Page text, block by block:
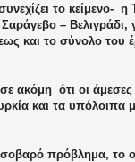
το κείμενο- η
– Βελιγράδι,
και το σύνολο του
ακόμη ότι οι
και τα υπόλοιπα
πρόβλημα, το